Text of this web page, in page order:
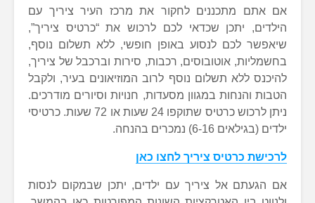
אם אתם מתכננים לחקור את מרכז העיר ציריך עם
הילדים, יתכן שכדאי לכם לרכוש את “כרטיס ציריך”,
שיאפשר לכם לנסוע באופן חופשי, ללא תשלום נוסף,
בחשמליות, אוטובוסים, רכבות, סירות וברכבל של ציריך,
להיכנס ללא תשלום נוסף לרוב המוזיאונים בעיר, ולקבל
הטבות והנחות במגוון מסעדות, חנויות וסיורים מודרכים.
ניתן לרכוש כרטיס שתוקפו 24 שעות או 72 שעות. כרטיסי
ילדים (בגילאים 6-16) נמכרים בהנחה.
לרכישת כרטיס ציריך לחצו כאן
אם הגעתם אל ציריך עם ילדים, יתכן שבמקום לנסות